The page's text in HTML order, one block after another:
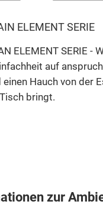
ELEMENT SERIE
ELEMENT SERIE -
auf
Hauch von der
bringt.
zur